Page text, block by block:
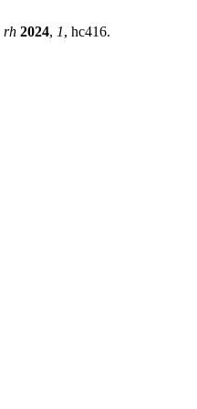
rh 2024, 1, hc416.